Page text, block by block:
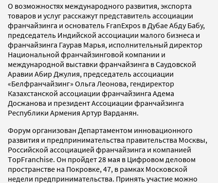
О возможностях международного развития, экспорта
товаров и услуг расскажут представитель ассоциации
франчайзинга и основатель FranExpos в Дубае Абду Бабу,
председатель Индийской ассоциации малого бизнеса и
франчайзинга Гаурав Марья, исполнительный директор
Национальной франчайзинговой компании и
международной выставки франчайзинга в Саудовской
Аравии Абир Джулия, председатель ассоциации
«Белфранчайзинг» Ольга Леонова, гендиректор
Казахстанской ассоциации франчайзинга Адема
Досжанова и президент Ассоциации франчайзинга
Республики Армения Артур Варданян.
Форум организован Департаментом инновационного
развития и предпринимательства правительства Москвы,
Российской ассоциацией франчайзинга и компанией
ТopFranchise. Он пройдет 28 мая в Цифровом деловом
пространстве на Покровке, 47, в рамках Московской
недели предпринимательства. Принять участие можно